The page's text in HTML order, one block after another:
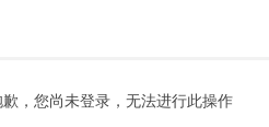
歉，您尚未登录，无法进行此操作